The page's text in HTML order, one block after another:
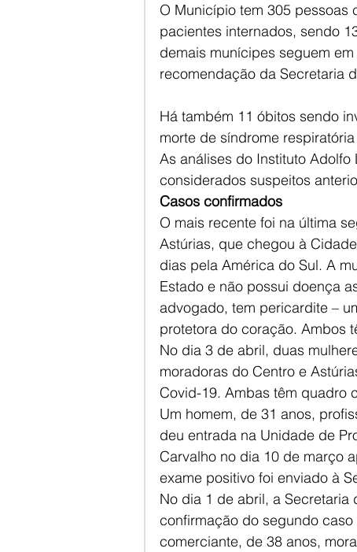
O Município tem 305 pessoas
pacientes internados, sendo
demais munícipes seguem
recomendação da Secretaria
Há também 11 óbitos sendo
morte de síndrome
As análises do Instituto
considerados suspeitos
Casos confirmados
O mais recente foi na última
Astúrias, que chegou à
dias pela América do Sul. A
Estado e não possui doença
advogado, tem pericardite –
protetora do coração. Ambos
No dia 3 de abril, duas
moradoras do Centro e
Covid-19. Ambas têm quadro
Um homem, de 31 anos,
deu entrada na Unidade de
Carvalho no dia 10 de março
exame positivo foi enviado à
No dia 1 de abril, a Secretaria
confirmação do segundo
comerciante, de 38 anos,